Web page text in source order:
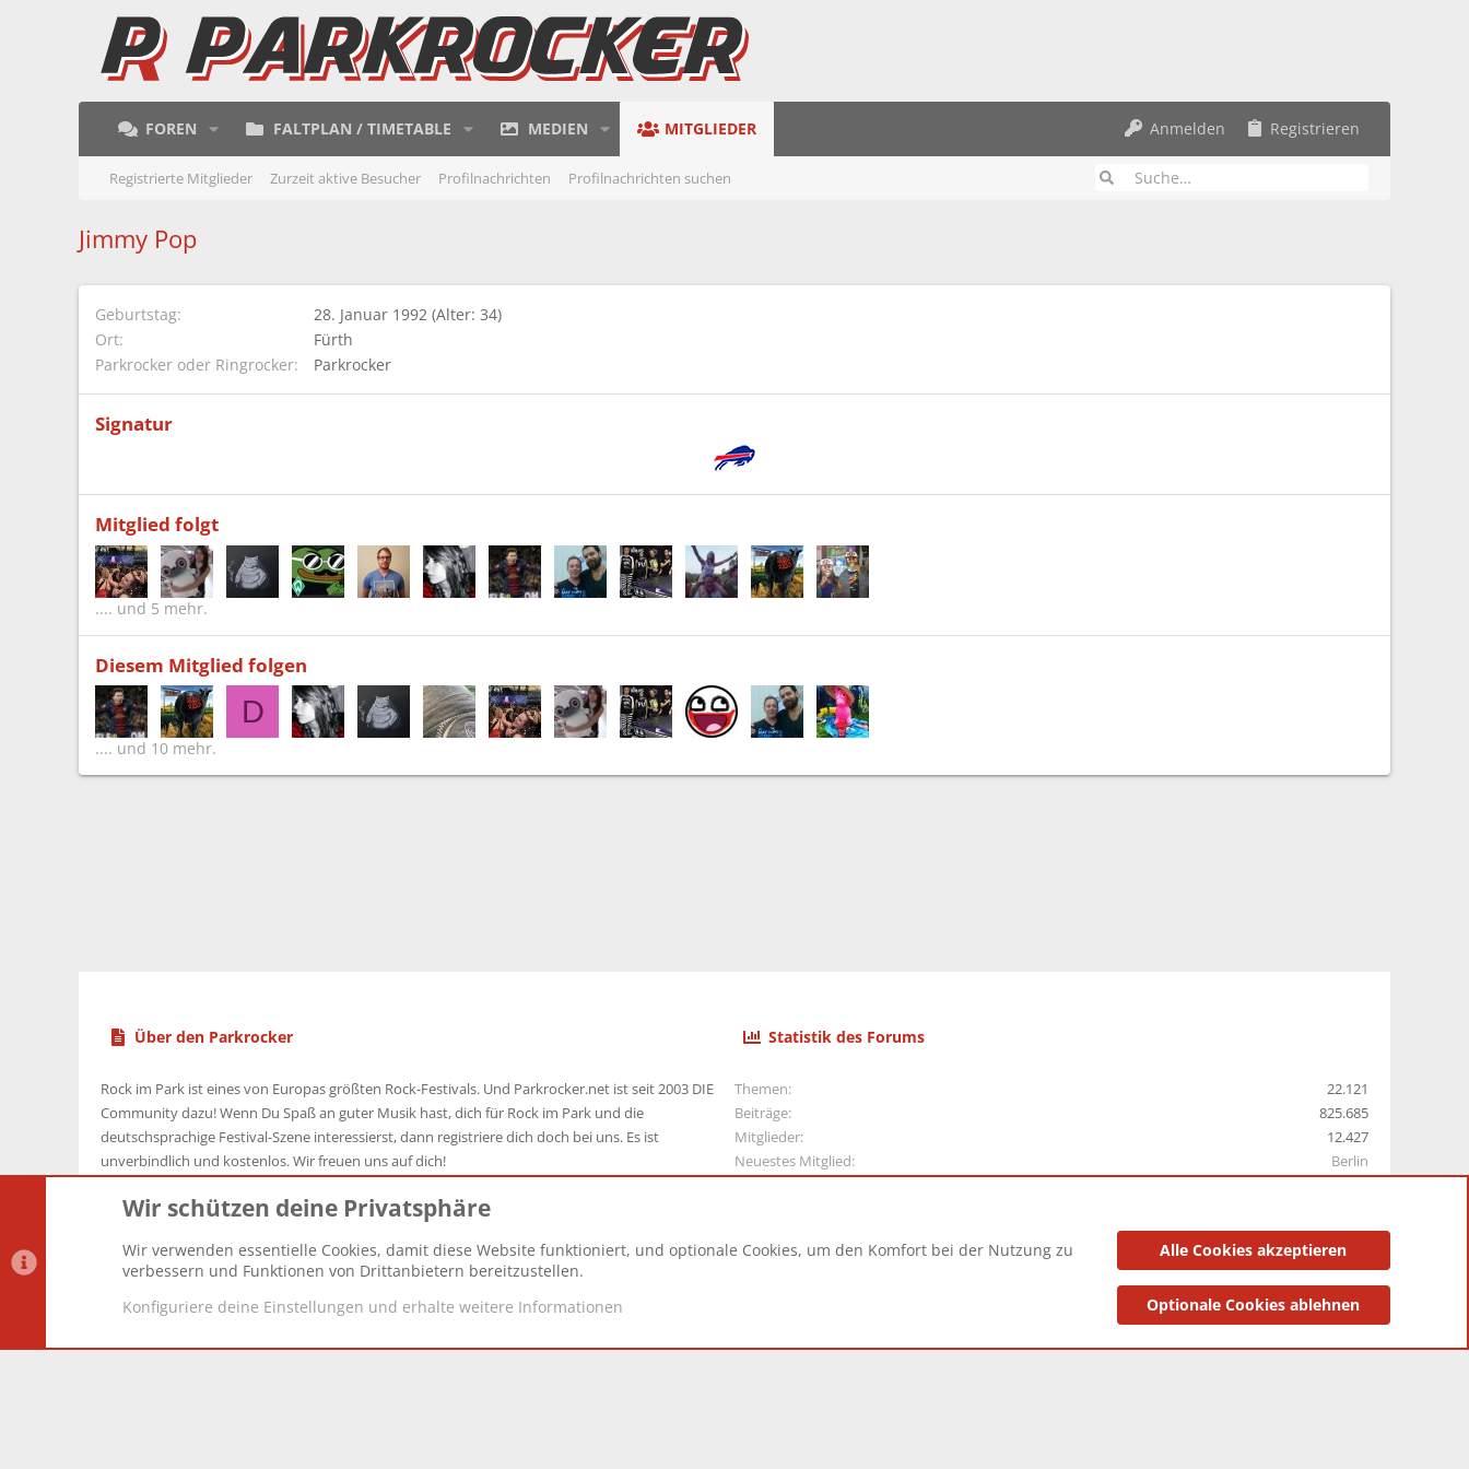
FOREN FALTPLAN / TIMETABLE MEDIEN MITGLIEDER Anmelden Registrieren
Registrierte Mitglieder Zurzeit aktive Besucher Profilnachrichten Profilnachrichten suchen
Jimmy Pop
Geburtstag
28. Januar 1992 (Alter: 34)
Ort
Fürth
Parkrocker oder Ringrocker
Parkrocker
Signatur
Mitglied folgt
.... und 5 mehr.
Diesem Mitglied folgen
D
.... und 10 mehr.
Über den Parkrocker
Rock im Park ist eines von Europas größten Rock-Festivals. Und Parkrocker.net ist seit 2003 DIE
Community dazu! Wenn Du Spaß an guter Musik hast, dich für Rock im Park und die
deutschsprachige Festival-Szene interessierst, dann registriere dich doch bei uns. Es ist
unverbindlich und kostenlos. Wir freuen uns auf dich!
Statistik des Forums
Themen
22.121
Beiträge
825.685
Mitglieder
12.427
Neuestes Mitglied
Berlin
Datenschutz-Einstellungen PR Light Deutsch [Du] Datenschutzerklärung Impressum
Wir schützen deine Privatsphäre
Wir verwenden essentielle Cookies, damit diese Website funktioniert, und optionale Cookies, um den Komfort bei der Nutzung zu
verbessern und Funktionen von Drittanbietern bereitzustellen.
Konfiguriere deine Einstellungen und erhalte weitere Informationen
Alle Cookies akzeptieren
Optionale Cookies ablehnen